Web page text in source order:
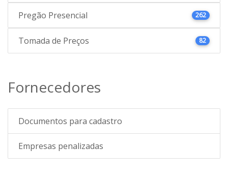
Pregão Presencial 262
Tomada de Preços 82
Fornecedores
Documentos para cadastro
Empresas penalizadas